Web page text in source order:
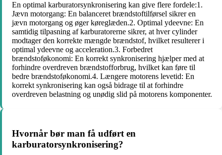
En optimal karburatorsynkronisering kan give flere fordele:1.
Jævn motorgang: En balanceret brændstoftilførsel sikrer en
jævn motorgang og øger køreglæden.2. Optimal ydeevne: En
samtidig tilpasning af karburatorerne sikrer, at hver cylinder
modtager den korrekte mængde brændstof, hvilket resulterer i
optimal ydeevne og acceleration.3. Forbedret
brændstoføkonomi: En korrekt synkronisering hjælper med at
forhindre overdreven brændstofforbrug, hvilket kan føre til
bedre brændstoføkonomi.4. Længere motorens levetid: En
korrekt synkronisering kan også bidrage til at forhindre
overdreven belastning og unødig slid på motorens komponenter.
Hvornår bør man få udført en
karburatorsynkronisering?